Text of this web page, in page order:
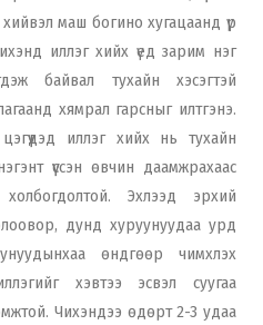
маш богино хугацаанд үр
Чихэнд иллэг хийх үед зарим нэг
байвал тухайн хэсэгтэй
хямрал гарсныг илтгэнэ.
иллэг хийх нь тухайн
үүссэн өвчин даамжрахаас
Эхлээд эрхий
дунд хуруунуудаа урд
өндгөөр чимхлэх
хэвтээ эсвэл суугаа
Чихэндээ өдөрт 2-3 удаа